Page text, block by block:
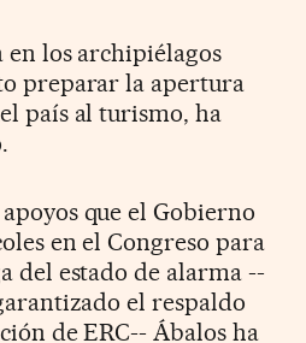
en los archipiélagos
preparar la apertura
país al turismo, ha
que el Gobierno
en el Congreso para
del estado de alarma --
el respaldo
de ERC-- Ábalos ha